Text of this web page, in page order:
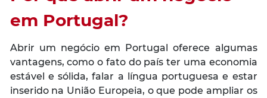
em Portugal?
Abrir um negócio em Portugal oferece algumas
vantagens, como o fato do país ter uma economia
estável e sólida, falar a língua portuguesa e estar
inserido na União Europeia, o que pode ampliar os